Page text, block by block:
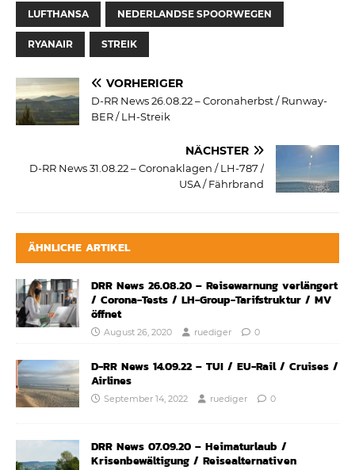
LUFTHANSA NEDERLANDSE SPOORWEGEN
RYANAIR STREIK
VORHERIGER
D-RR News 26.08.22 – Coronaherbst / Runway-
BER / LH-Streik
NÄCHSTER
D-RR News 31.08.22 – Coronaklagen / LH-787 /
USA / Fährbrand
ÄHNLICHE ARTIKEL
DRR News 26.08.20 – Reisewarnung verlängert
/ Corona-Tests / LH-Group-Tarifstruktur / MV
öffnet
August 26, 2020 ruediger 0
D-RR News 14.09.22 – TUI / EU-Rail / Cruises /
Airlines
September 14, 2022 ruediger 0
DRR News 07.09.20 – Heimaturlaub /
Krisenbewältigung / Reisealternativen